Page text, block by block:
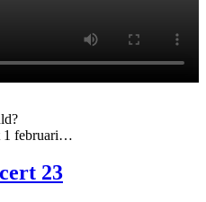
1 februari…
23